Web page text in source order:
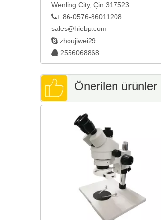
Wenling City, Çin 317523
+ 86-0576-86011208
sales@hiebp.com
 zhoujiwei29
 2556068868
Önerilen ürünler